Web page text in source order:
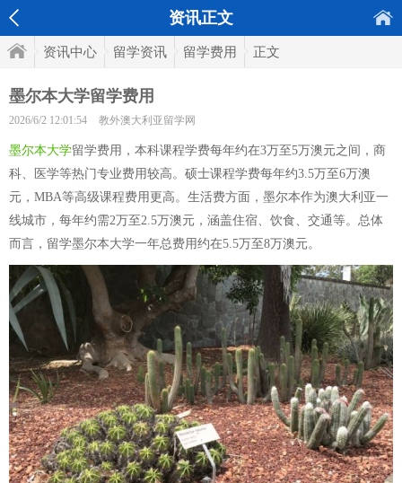
资讯正文
资讯中心 留学资讯 留学费用 正文
墨尔本大学留学费用
2026/6/2 12:01:54 教外澳大利亚留学网
墨尔本大学留学费用，本科课程学费每年约在3万至5万澳元之间，商
科、医学等热门专业费用较高。硕士课程学费每年约3.5万至6万澳
元，MBA等高级课程费用更高。生活费方面，墨尔本作为澳大利亚一
线城市，每年约需2万至2.5万澳元，涵盖住宿、饮食、交通等。总体
而言，留学墨尔本大学一年总费用约在5.5万至8万澳元。